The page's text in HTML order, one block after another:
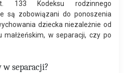
133 Kodeksu rodzinnego
są zobowiązani do ponoszenia
dziecka niezależnie od
w separacji, czy po
w separacji?